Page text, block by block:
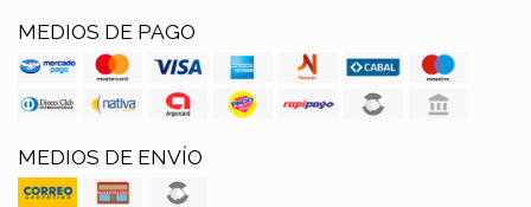
MEDIOS DE PAGO
MEDIOS DE ENVÍO